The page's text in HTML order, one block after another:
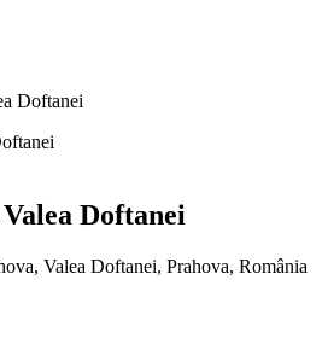
Doftanei
Doftanei
Valea Doftanei, Prahova, România